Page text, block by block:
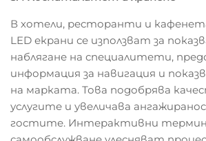
В хотели, ресторанти и
LED екрани се използват за
наблягане на специалитети,
информация за навигация и
на марката. Това подобрява
услугите и увеличава
гостите. Интерактивни